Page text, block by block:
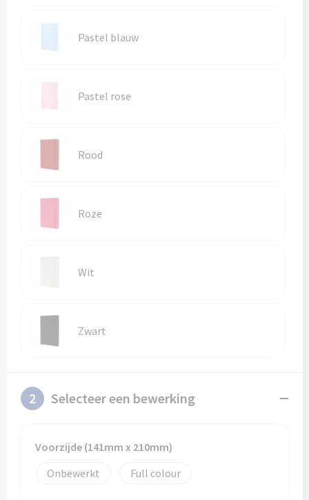
Pastel blauw
Pastel rose
Rood
Roze
Wit
Zwart
2 Selecteer een bewerking
Voorzijde (141mm x 210mm)
Onbewerkt
Full colour